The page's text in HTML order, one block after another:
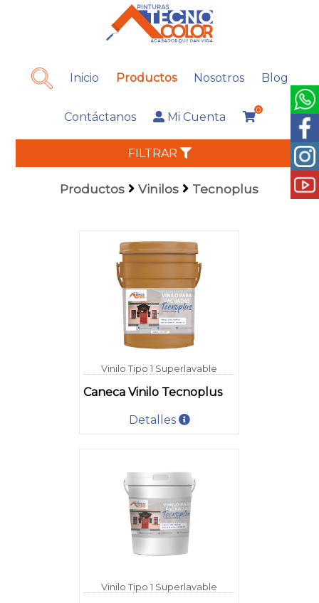
Inicio Productos Nosotros Blog
Contáctanos Mi Cuenta
0
FILTRAR
Productos Vinilos Tecnoplus
Vinilo Tipo 1 Superlavable
Caneca Vinilo Tecnoplus
Detalles
Vinilo Tipo 1 Superlavable